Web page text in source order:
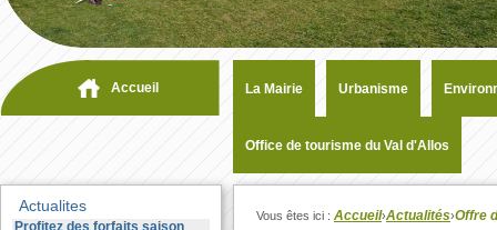
Accueil La Mairie Urbanisme
Office de tourisme du Val d'Allos
Actualites
Profitez des forfaits saison
Vous êtes ici : Accueil›Actualités›Offre